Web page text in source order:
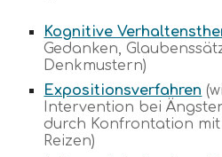
Kognitive
Gedanken,
Denkmustern)
Expositionsverfahren
Intervention bei
durch Konfrontation
Reizen)